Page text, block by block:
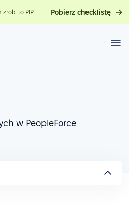
zrobi to PIP Pobierz checklistę
w PeopleForce